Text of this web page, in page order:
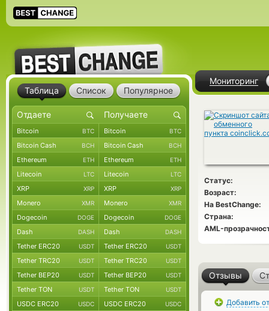
Мониторинг
Статус:
Возраст:
На BestChange:
Страна:
AML-
Отзывы
Добавить
Таблица Список Популярное
Bitcoin BTC Bitcoin BTC
Bitcoin Cash BCH Bitcoin Cash BCH
Ethereum ETH Ethereum ETH
Litecoin LTC Litecoin LTC
XRP XRP XRP XRP
Monero XMR Monero XMR
Dogecoin DOGE Dogecoin DOGE
Dash DASH Dash DASH
Tether ERC20 USDT Tether ERC20 USDT
Tether TRC20 USDT Tether TRC20 USDT
Tether BEP20 USDT Tether BEP20 USDT
Tether TON USDT Tether TON USDT
USDC ERC20 USDC USDC ERC20 USDC